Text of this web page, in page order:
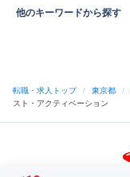
他のキーワードから探す
転職・求人トップ / 東京都 /
スト・アクティベーション